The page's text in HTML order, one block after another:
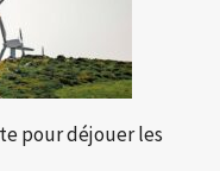
pour déjouer les